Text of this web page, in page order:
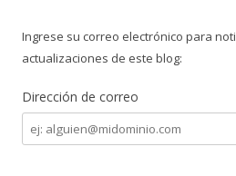
rIngrese su correo electrónico para
actualizaciones de este blog:
Dirección de correo
Dirección
de
correo